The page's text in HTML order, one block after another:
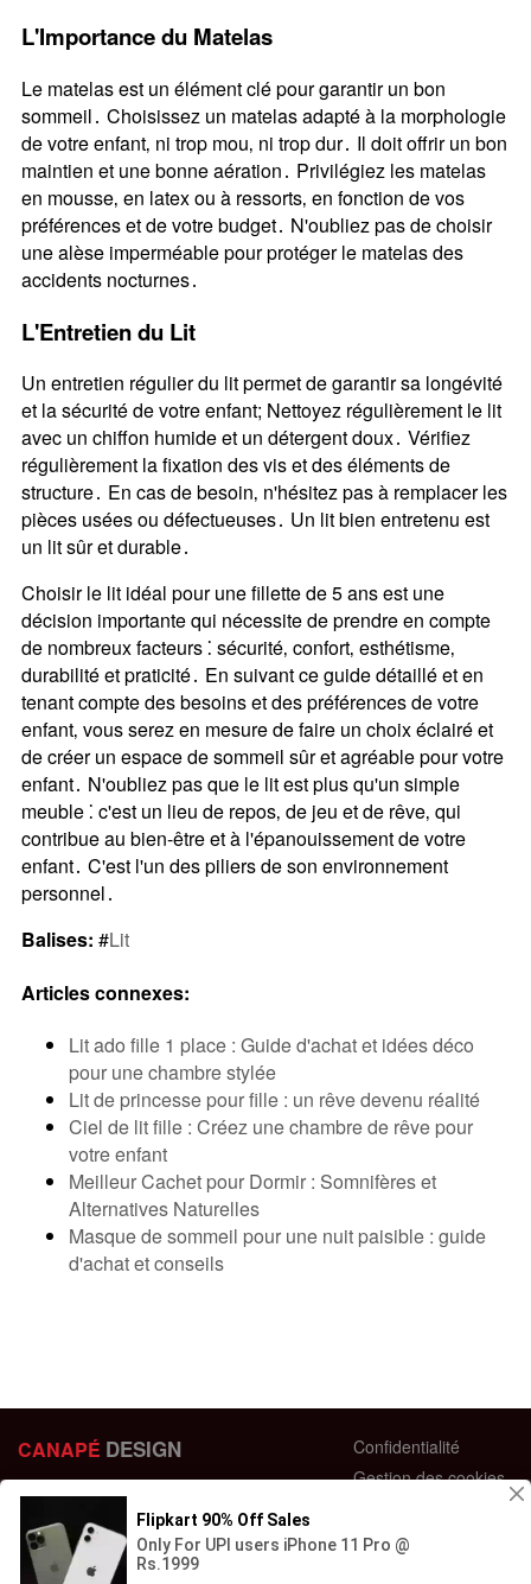
L'Importance du Matelas
Le matelas est un élément clé pour garantir un bon
sommeil․ Choisissez un matelas adapté à la morphologie
de votre enfant‚ ni trop mou‚ ni trop dur․ Il doit offrir un bon
maintien et une bonne aération․ Privilégiez les matelas
en mousse‚ en latex ou à ressorts‚ en fonction de vos
préférences et de votre budget․ N'oubliez pas de choisir
une alèse imperméable pour protéger le matelas des
accidents nocturnes․
L'Entretien du Lit
Un entretien régulier du lit permet de garantir sa longévité
et la sécurité de votre enfant; Nettoyez régulièrement le lit
avec un chiffon humide et un détergent doux․ Vérifiez
régulièrement la fixation des vis et des éléments de
structure․ En cas de besoin‚ n'hésitez pas à remplacer les
pièces usées ou défectueuses․ Un lit bien entretenu est
un lit sûr et durable․
Choisir le lit idéal pour une fillette de 5 ans est une
décision importante qui nécessite de prendre en compte
de nombreux facteurs ⁚ sécurité‚ confort‚ esthétisme‚
durabilité et praticité․ En suivant ce guide détaillé et en
tenant compte des besoins et des préférences de votre
enfant‚ vous serez en mesure de faire un choix éclairé et
de créer un espace de sommeil sûr et agréable pour votre
enfant․ N'oubliez pas que le lit est plus qu'un simple
meuble ⁚ c'est un lieu de repos‚ de jeu et de rêve‚ qui
contribue au bien-être et à l'épanouissement de votre
enfant․ C'est l'un des piliers de son environnement
personnel․
Balises: #Lit
Articles connexes:
Lit ado fille 1 place : Guide d'achat et idées déco
pour une chambre stylée
Lit de princesse pour fille : un rêve devenu réalité
Ciel de lit fille : Créez une chambre de rêve pour
votre enfant
Meilleur Cachet pour Dormir : Somnifères et
Alternatives Naturelles
Masque de sommeil pour une nuit paisible : guide
d'achat et conseils
CANAPÉ DESIGN
44 bis Rue des Bardines
63370 Lempdes, France
+33 658358352
Confidentialité
Gestion des cookies
Retour et échange
Contactez-nous